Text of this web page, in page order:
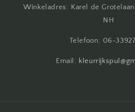
Winkeladres: Karel de Grotelaan
NH
Telefoon: 06-
Email: